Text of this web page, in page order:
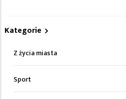
Kategorie
Z życia miasta
Sport